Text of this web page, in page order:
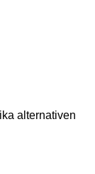
alternativen